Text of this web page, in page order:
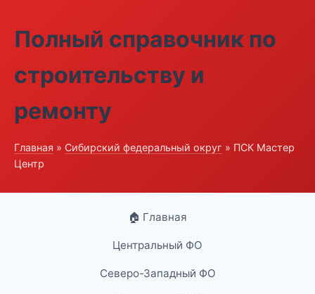
Полный справочник по
строительству и
ремонту
Главная » Сибирский федеральный округ » ПСК Мастер
Центр
🏠 Главная
Центральный ФО
Северо-Западный ФО